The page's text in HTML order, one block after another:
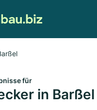
für
in Barßel